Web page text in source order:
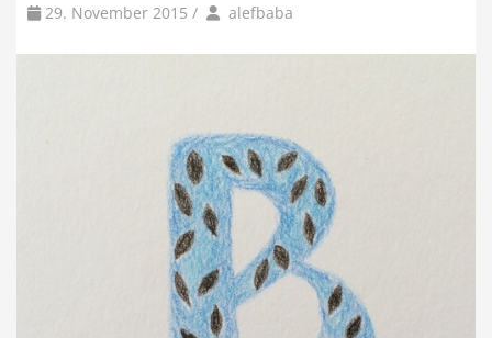
29. November 2015 / by Author
alefbaba